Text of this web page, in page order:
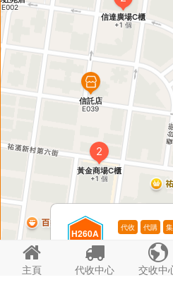

主頁

代收中心

交收中
H260A
康樂新邨A
代收 代購
時間: 24hrs